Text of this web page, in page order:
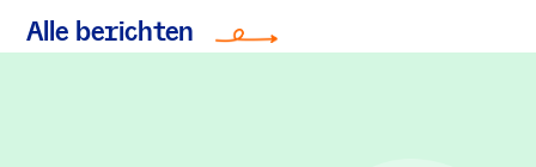
Alle berichten